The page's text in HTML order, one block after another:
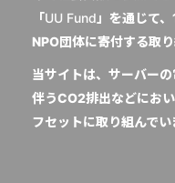
「UU Fund 」を通じて
NPO団体に寄付する取り
当サイトは、サーバー
伴うCO2排出などにお
フセットに取り組んでい